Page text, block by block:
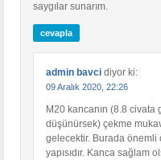
saygılar sunarım.
cevapla
admin bavci diyor ki:
09 Aralık 2020, 22:26
M20 kancanın (8.8 civata
düşünürsek) çekme
gelecektir. Burada önemli
yapısıdır. Kanca sağlam